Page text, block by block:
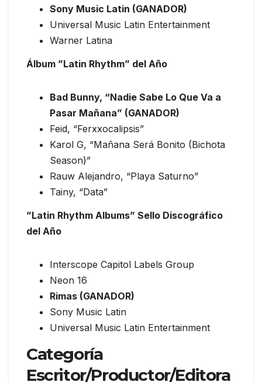
Sony Music Latin (GANADOR)
Universal Music Latin Entertainment
Warner Latina
Álbum ”Latin Rhythm” del Año
Bad Bunny, “Nadie Sabe Lo Que Va a
Pasar Mañana” (GANADOR)
Feid, “Ferxxocalipsis”
Karol G, “Mañana Será Bonito (Bichota
Season)”
Rauw Alejandro, “Playa Saturno”
Tainy, “Data”
”Latin Rhythm Albums” Sello Discográfico
del Año
Interscope Capitol Labels Group
Neon 16
Rimas (GANADOR)
Sony Music Latin
Universal Music Latin Entertainment
Categoría
Escritor/Productor/Editora